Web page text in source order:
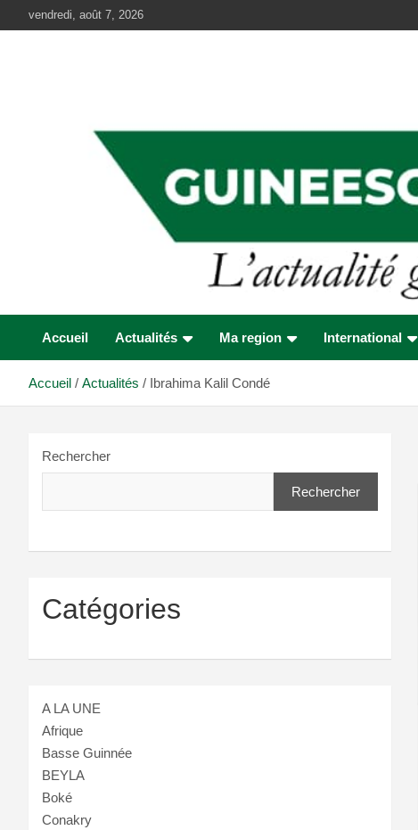
au
vendredi, août 7, 2026
Accueil Actualités Ma region International
Accueil Actualités Ibrahima Kalil Condé
Rechercher
Rechercher
Catégories
A LA UNE
Afrique
Basse Guinnée
BEYLA
Boké
Conakry